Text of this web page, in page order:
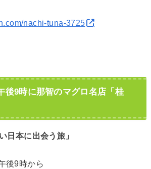
nachi-tuna-3725
後9時に那智のマグロ名店「桂
本に出会う旅」
後9時から